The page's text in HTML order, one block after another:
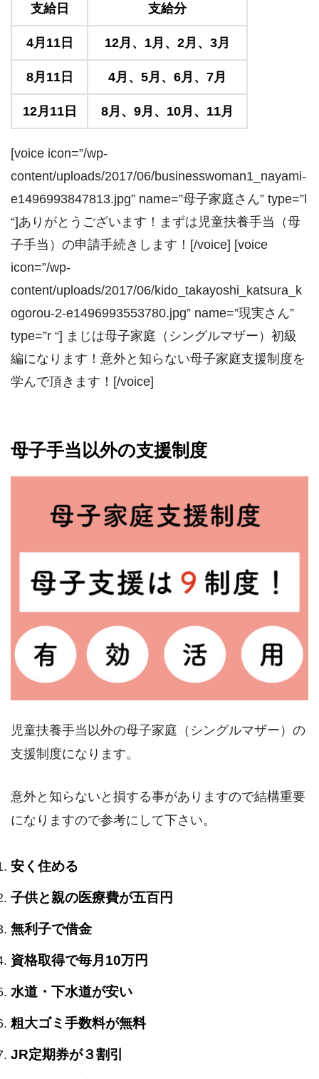
支給日 支給分
4月11日 12月、1月、2月、3月
8月11日 4月、5月、6月、7月
12月11日 8月、9月、10月、11月
[voice icon=”/wp-
content/uploads/2017/06/businesswoman1_nayami-
e1496993847813.jpg” name=”母子家庭さん” type=”l
“]ありがとうございます！まずは児童扶養手当（母
子手当）の申請手続きします！[/voice] [voice
icon=”/wp-
content/uploads/2017/06/kido_takayoshi_katsura_k
ogorou-2-e1496993553780.jpg” name=”現実さん”
type=”r “] まじは母子家庭（シングルマザー）初級
編になります！意外と知らない母子家庭支援制度を
学んで頂きます！[/voice]
母子手当以外の支援制度
児童扶養手当以外の母子家庭（シングルマザー）の
支援制度になります。
意外と知らないと損する事がありますので結構重要
になりますので参考にして下さい。
安く住める
子供と親の医療費が五百円
無利子で借金
資格取得で毎月10万円
水道・下水道が安い
粗大ゴミ手数料が無料
JR定期券が３割引